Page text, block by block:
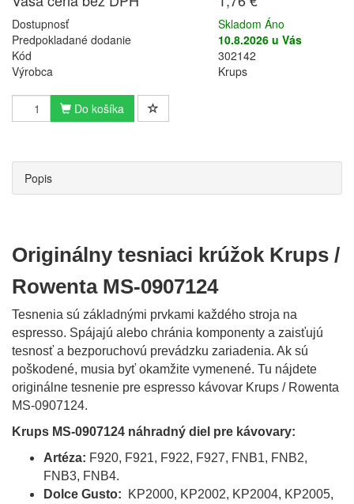
Dostupnosť
Skladom Áno
Predpokladané dodanie
10.8.2026 u Vás
Kód
302142
Výrobca
Krups
Do košíka
Popis
Originálny tesniaci krúžok Krups /
Rowenta MS-0907124
Tesnenia sú základnými prvkami každého stroja na
espresso. Spájajú alebo chránia komponenty a zaisťujú
tesnosť a bezporuchovú prevádzku zariadenia. Ak sú
poškodené, musia byť okamžite vymenené. Tu nájdete
originálne tesnenie pre espresso kávovar Krups / Rowenta
MS-0907124.
Krups MS-0907124 náhradný diel pre kávovary:
Artéza: F920, F921, F922, F927, FNB1, FNB2,
FNB3, FNB4.
Dolce Gusto:
KP2000, KP2002, KP2004, KP2005,